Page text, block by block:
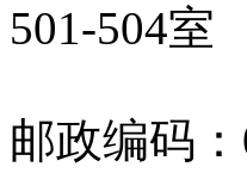
501-504室
邮政编码：